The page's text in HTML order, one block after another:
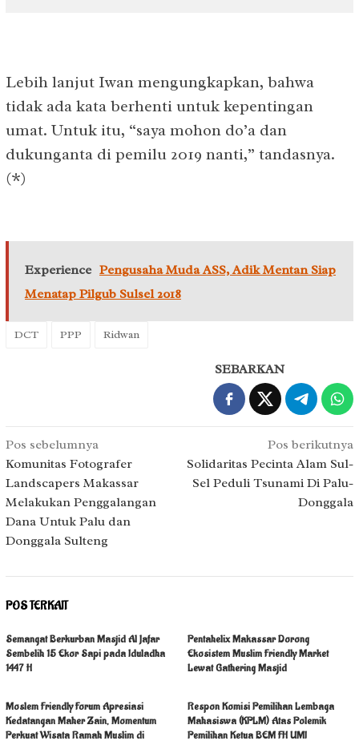
Lebih lanjut Iwan mengungkapkan, bahwa
tidak ada kata berhenti untuk kepentingan
umat. Untuk itu, “saya mohon do’a dan
dukunganta di pemilu 2019 nanti,” tandasnya.
(*)
Experience Pengusaha Muda ASS, Adik Mentan Siap
Menatap Pilgub Sulsel 2018
DCT PPP Ridwan
SEBARKAN
Navigasi
pos
Pos sebelumnya
Komunitas Fotografer
Landscapers Makassar
Melakukan Penggalangan
Dana Untuk Palu dan
Donggala Sulteng
Pos berikutnya
Solidaritas Pecinta Alam Sul-
Sel Peduli Tsunami Di Palu-
Donggala
POS TERKAIT
Semangat Berkurban Masjid Al Jafar
Sembelih 15 Ekor Sapi pada Iduladha
1447 H
Pentahelix Makassar Dorong
Ekosistem Muslim Friendly Market
Lewat Gathering Masjid
Moslem Friendly Forum Apresiasi
Kedatangan Maher Zain, Momentum
Perkuat Wisata Ramah Muslim di
Respon Komisi Pemilihan Lembaga
Mahasiswa (KPLM) Atas Polemik
Pemilihan Ketua BEM FH UMI